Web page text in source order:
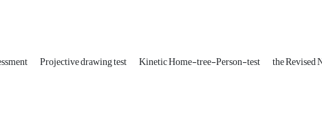
Projective drawing test Kinetic Home-tree-Person-test the Revised